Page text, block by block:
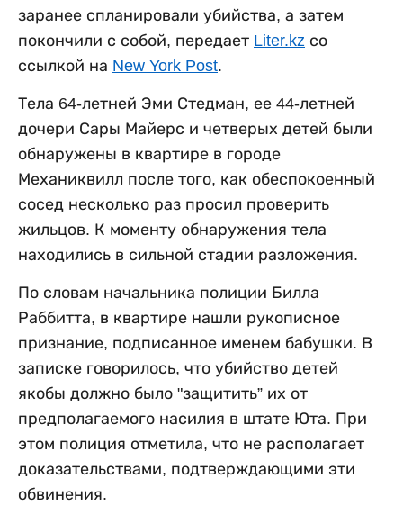
заранее спланировали убийства, а затем
покончили с собой, передает Liter.kz со
ссылкой на New York Post.
Тела 64-летней Эми Стедман, ее 44-летней
дочери Сары Майерс и четверых детей были
обнаружены в квартире в городе
Механиквилл после того, как обеспокоенный
сосед несколько раз просил проверить
жильцов. К моменту обнаружения тела
находились в сильной стадии разложения.
По словам начальника полиции Билла
Раббитта, в квартире нашли рукописное
признание, подписанное именем бабушки. В
записке говорилось, что убийство детей
якобы должно было "защитить” их от
предполагаемого насилия в штате Юта. При
этом полиция отметила, что не располагает
доказательствами, подтверждающими эти
обвинения.